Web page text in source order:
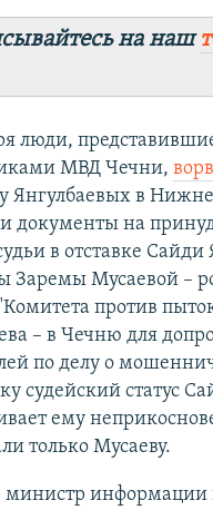
на наш
люди,
МВД Чечни,
Янгулбаевых в
документы на
в отставке Сайди
Заремы Мусаевой –
против
– в Чечню для
по делу о
судейский статус
ему
только Мусаеву.
министр информации